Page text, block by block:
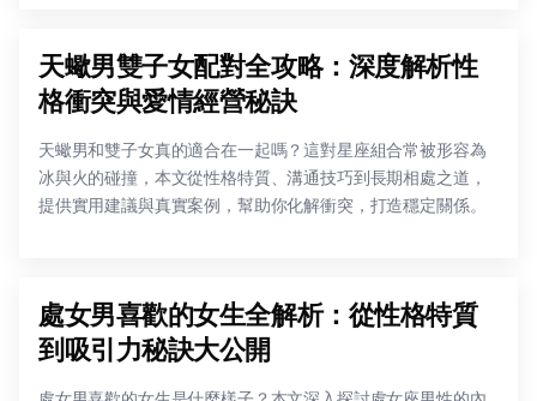
天蠍男雙子女配對全攻略：深度解析性
格衝突與愛情經營秘訣
天蠍男和雙子女真的適合在一起嗎？這對星座組合常被形容為
冰與火的碰撞，本文從性格特質、溝通技巧到長期相處之道，
提供實用建議與真實案例，幫助你化解衝突，打造穩定關係。
處女男喜歡的女生全解析：從性格特質
到吸引力秘訣大公開